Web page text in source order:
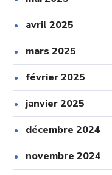
avril 2025
mars 2025
février 2025
janvier 2025
décembre 2024
novembre 2024